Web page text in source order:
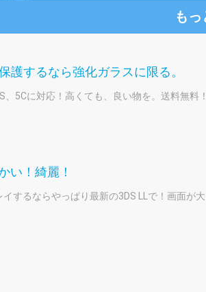
も
護するなら強化ガラスに限る。
、5Cに対応！高くても、良い物を。送料無料！
い！綺麗！
イするならやっぱり最新の3DS LLで！画面が